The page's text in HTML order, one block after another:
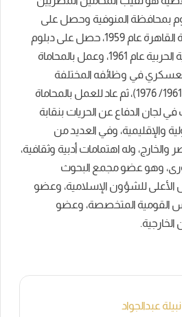
الكوم بمحافظة المنوفية وحصل على
ليسانس حقوق من جامعة القاهرة عام 1959، حصل على دبلوم
العلوم العسكرية من الكلية الحربية عام 1961، وعمل بالمحاماة
العسكري في وظائفه المختلفة
وبالمحاكم العسكرية من (1961/ 1976)، ثم عاد للعمل بالمحاماة
1976 ، شارك في لجان الدفاع عن الحريات بنقابة
والإقليمية، وفي العديد من
والخارج، وله اهتمامات أدبية وثقافية،
وهو عضو مجمع البحوث
الأعلى للشؤون الإسلامية، وعضو
القومية المتخصصة، وعضو
نبيلة عبدالجواد